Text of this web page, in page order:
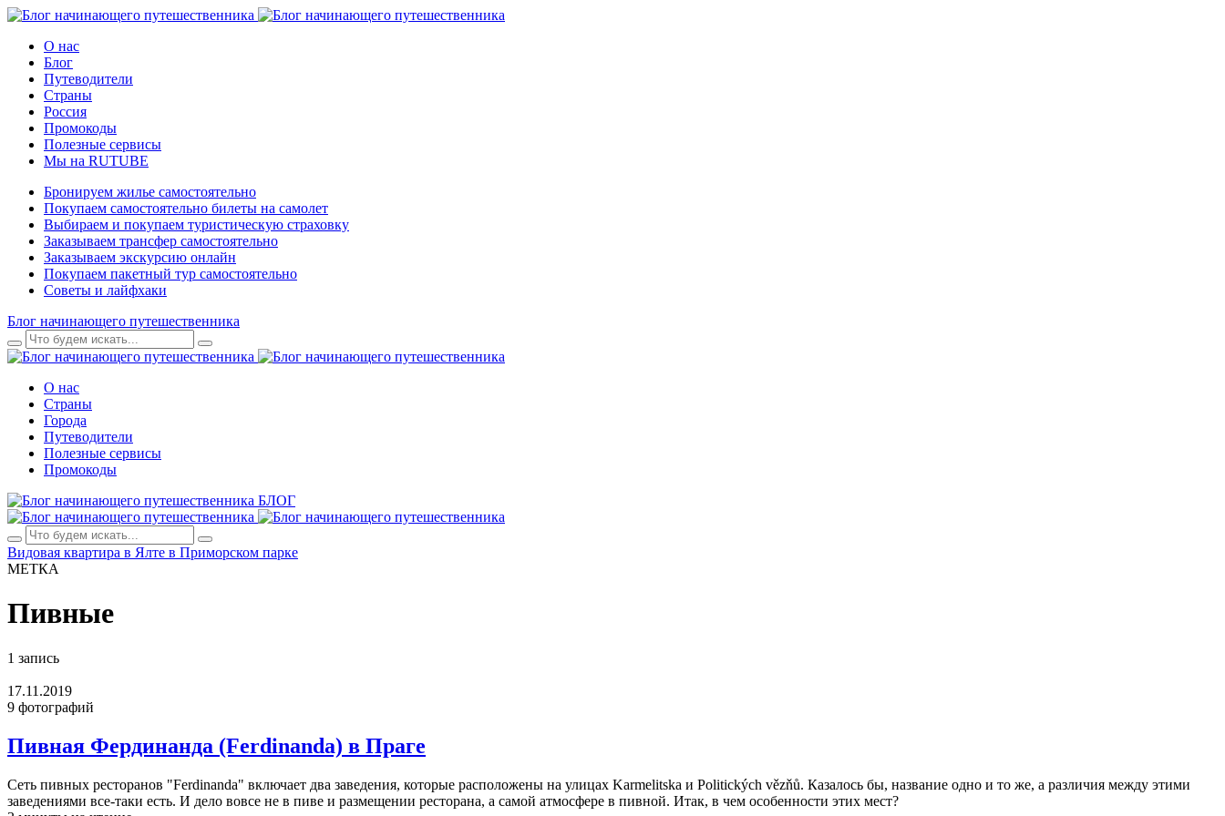
О нас
Блог
Путеводители
Страны
Россия
Промокоды
Полезные сервисы
Мы на RUTUBE
Бронируем жилье самостоятельно
Покупаем самостоятельно билеты на самолет
Выбираем и покупаем туристическую страховку
Заказываем трансфер самостоятельно
Заказываем экскурсию онлайн
Покупаем пакетный тур самостоятельно
Советы и лайфхаки
Блог начинающего путешественника
О нас
Страны
Города
Путеводители
Полезные сервисы
Промокоды
БЛОГ
Видовая квартира в Ялте в Приморском парке
МЕТКА
Пивные
1 запись
17.11.2019
9 фотографий
Пивная Фердинанда (Ferdinanda) в Праге
Сеть пивных ресторанов "Ferdinanda" включает два заведения, которые расположены на улицах Karmelitska и Politických vězňů. Казалось бы, название одно и то же, а различия между этими
заведениями все-таки есть. И дело вовсе не в пиве и размещении ресторана, а самой атмосфере в пивной. Итак, в чем особенности этих мест?